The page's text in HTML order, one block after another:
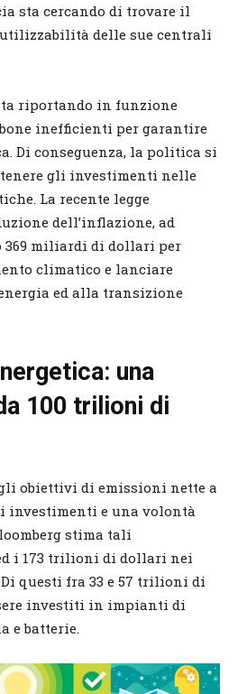
sta cercando di trovare il
delle sue centrali
riportando in funzione
inefficienti per garantire
Di conseguenza, la politica si
gli investimenti nelle
La recente legge
dell’inflazione, ad
369 miliardi di dollari per
climatico e lanciare
ed alla transizione
una
100 trilioni di
obiettivi di emissioni nette a
investimenti e una volontà
stima tali
i 173 trilioni di dollari nei
questi fra 33 e 57 trilioni di
investiti in impianti di
e batterie.